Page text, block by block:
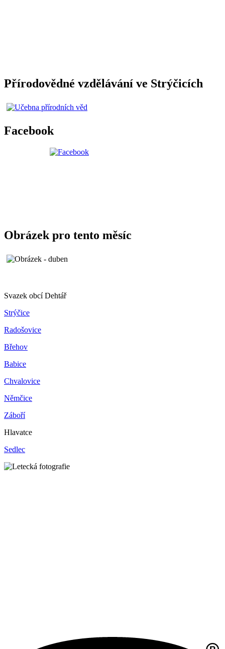
Přírodovědné vzdělávání ve Strýčicích
Facebook
Obrázek pro tento měsíc
Svazek obcí Dehtář
Strýčice
Radošovice
Břehov
Babice
Chvalovice
Němčice
Záboří
Hlavatce
Sedlec